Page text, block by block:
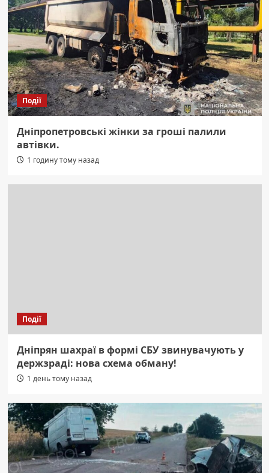
Події
Дніпропетровські жінки за гроші палили
автівки.
1 годину тому назад
Події
Дніпрян шахраї в формі СБУ звинувачують у
держзраді: нова схема обману!
1 день тому назад